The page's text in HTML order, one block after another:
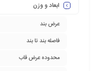
ابعاد و وزن
عرض بند
فاصله بند تا بند
محدوده عرض قاب